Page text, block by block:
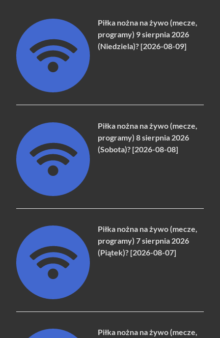
Piłka nożna na żywo (mecze,
programy) 9 sierpnia 2026
(Niedziela)? [2026-08-09]
Piłka nożna na żywo (mecze,
programy) 8 sierpnia 2026
(Sobota)? [2026-08-08]
Piłka nożna na żywo (mecze,
programy) 7 sierpnia 2026
(Piątek)? [2026-08-07]
Piłka nożna na żywo (mecze,